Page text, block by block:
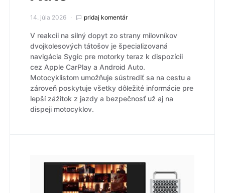
14. júla 2026 pridaj komentár
V reakcii na silný dopyt zo strany milovníkov
dvojkolesových tátošov je špecializovaná
navigácia Sygic pre motorky teraz k dispozícii
cez Apple CarPlay a Android Auto.
Motocyklistom umožňuje sústrediť sa na cestu a
zároveň poskytuje všetky dôležité informácie pre
lepší zážitok z jazdy a bezpečnosť už aj na
dispeji motocyklov.